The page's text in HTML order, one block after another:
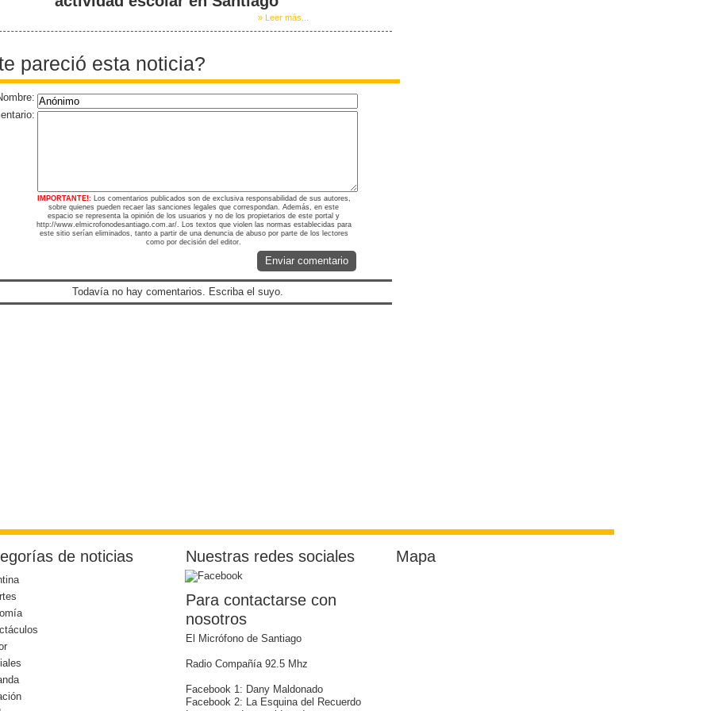
» Leer más...
pareció esta noticia?
IMPORTANTE!: Los comentarios publicados son de exclusiva responsabilidad de sus autores,
sobre quienes pueden recaer las sanciones legales que correspondan. Además, en este
espacio se representa la opinión de los usuarios y no de los propietarios de este portal y
http://www.elmicrofonodesantiago.com.ar/. Los textos que violen las normas establecidas para
este sitio serían eliminados, tanto a partir de una denuncia de abuso por parte de los lectores
como por decisión del editor.
Enviar comentario
Todavía no hay comentarios. Escriba el suyo.
de noticias Nuestras redes sociales
Para contactarse con
nosotros
El Micrófono de Santiago
Radio Compañía 92.5 Mhz
Facebook 1: Dany Maldonado
Facebook 2: La Esquina del Recuerdo
Mapa